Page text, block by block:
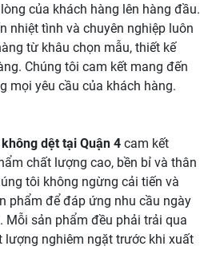
của khách hàng lên hàng đầu.
nhiệt tình và chuyên nghiệp luôn
từ khâu chọn mẫu, thiết kế
Chúng tôi cam kết mang đến
mọi yêu cầu của khách hàng.
dệt tại Quận 4 cam kết
chất lượng cao, bền bỉ và thân
tôi không ngừng cải tiến và
phẩm để đáp ứng nhu cầu ngày
Mỗi sản phẩm đều phải trải qua
lượng nghiêm ngặt trước khi xuất